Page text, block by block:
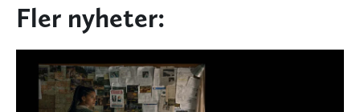
Fler nyheter: